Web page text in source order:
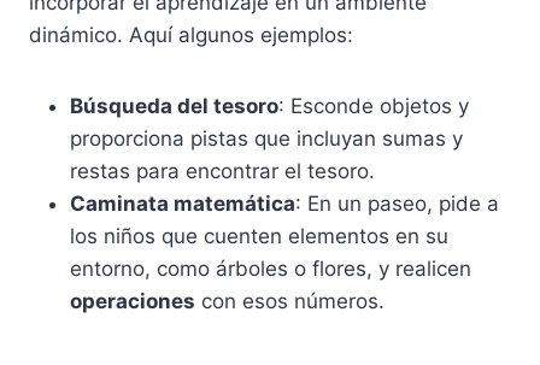
dinámico. Aquí algunos ejemplos:
Búsqueda del tesoro: Esconde objetos y
proporciona pistas que incluyan sumas y
restas para encontrar el tesoro.
Caminata matemática: En un paseo, pide a
los niños que cuenten elementos en su
entorno, como árboles o flores, y realicen
operaciones con esos números.